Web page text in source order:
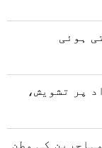
ہوئی
پر تشویش،
سے 325 افغان مہاجرین کی وطن